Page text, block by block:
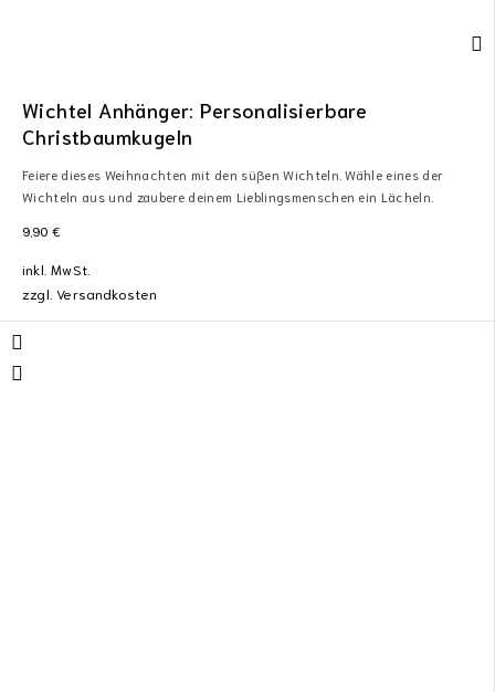
Wichtel Anhänger: Personalisierbare
Christbaumkugeln
Feiere dieses Weihnachten mit den süßen Wichteln. Wähle eines der
Wichteln aus und zaubere deinem Lieblingsmenschen ein Lächeln.
9,90 €
inkl. MwSt.
zzgl.Versandkosten